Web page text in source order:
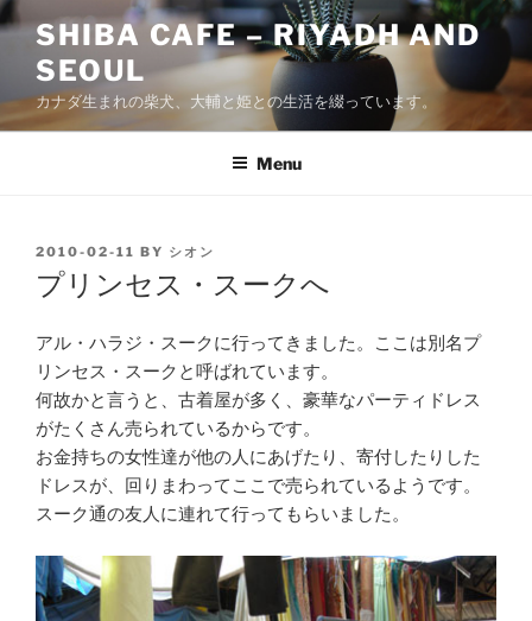
Skip
content
SHIBA CAFE – RIYADH AND
SEOUL
カナダ生まれの柴犬、大輔と姫との生活を綴っています。
Menu
POSTED
ON
2010-02-11 BY シオン
プリンセス・スークへ
アル・ハラジ・スークに行ってきました。ここは別名プ
リンセス・スークと呼ばれています。
何故かと言うと、古着屋が多く、豪華なパーティドレス
がたくさん売られているからです。
お金持ちの女性達が他の人にあげたり、寄付したりした
ドレスが、回りまわってここで売られているようです。
スーク通の友人に連れて行ってもらいました。